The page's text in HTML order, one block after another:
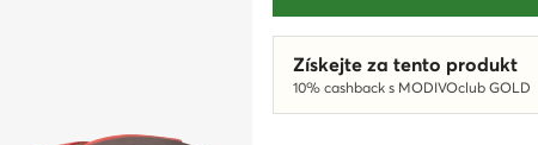
Získejte za tento produkt
10% cashback s MODIVOclub GOLD